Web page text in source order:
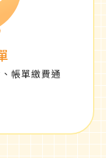
帳單繳費通